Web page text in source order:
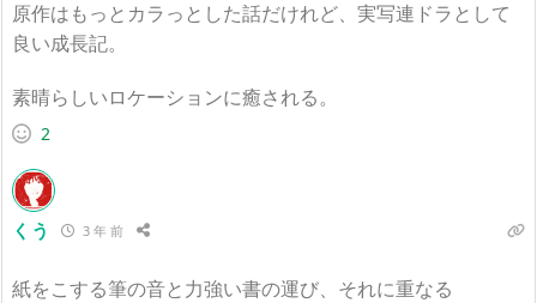
原作はもっとカラっとした話だけれど、実写連ドラとして
良い成長記。
素晴らしいロケーションに癒される。
2
くう 3 年 前
紙をこする筆の音と力強い書の運び、それに重なる